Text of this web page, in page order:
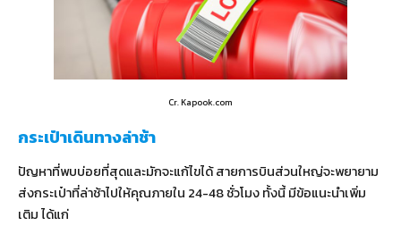
Cr. Kapook.com
กระเป๋าเดินทางล่าช้า
ปัญหาที่พบบ่อยที่สุดและมักจะแก้ไขได้ สายการบินส่วนใหญ่จะพยายาม
ส่งกระเป๋าที่ล่าช้าไปให้คุณภายใน 24-48 ชั่วโมง ทั้งนี้ มีข้อแนะนำเพิ่ม
เติม ได้แก่